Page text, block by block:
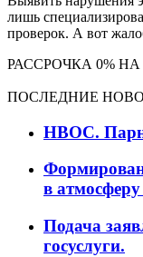
лишь
проверок. А вот
РАССРОЧКА 0%
ПОСЛЕДНИЕ
НВОС.
в
Подача
госуслуги.